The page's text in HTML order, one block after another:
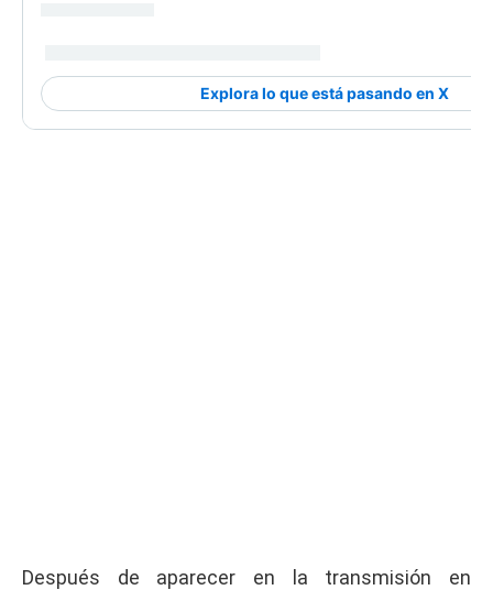
Después de aparecer en la transmisión en